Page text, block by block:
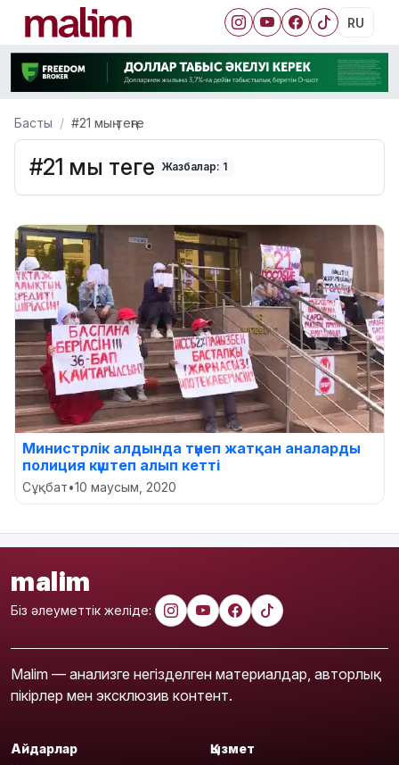
RU
Басты #21 мың теңге
#21 мың теңге Жазбалар: 1
Министрлік алдында түнеп жатқан аналарды
полиция күштеп алып кетті
Сұқбат•10 маусым, 2020
malim
Біз әлеуметтік желіде:
Malim — анализге негізделген материалдар, авторлық
пікірлер мен эксклюзив контент.
Айдарлар Қызмет